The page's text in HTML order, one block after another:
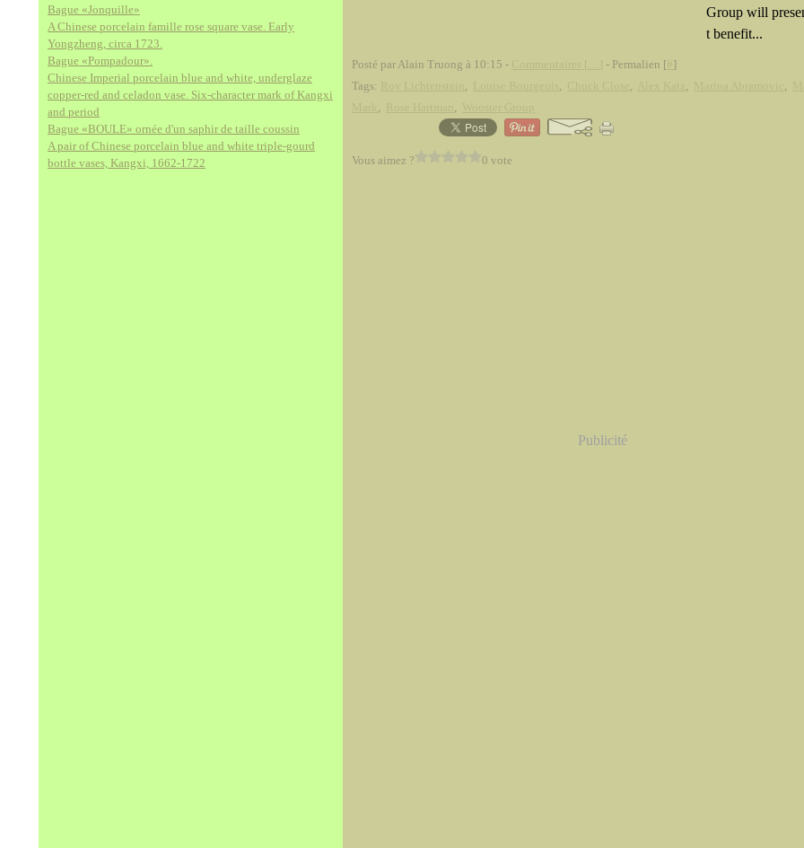
Bague «Jonquille»
A Chinese porcelain famille rose square vase. Early
Yongzheng, circa 1723.
Bague «Pompadour».
Chinese Imperial porcelain blue and white, underglaze
copper-red and celadon vase. Six-character mark of Kangxi
and period
Bague «BOULE» ornée d'un saphir de taille coussin
A pair of Chinese porcelain blue and white triple-gourd
bottle vases, Kangxi, 1662-1722
Group will
t benefit...
Posté par Alain Truong à 10:15 - - Permalien [ ]
Tags:
, , , , ,
, ,
Vous aimez ? 0 vote
Publicité